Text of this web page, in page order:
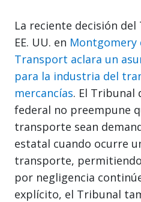
La reciente decisión
EE. UU. en Montgomery
Transport aclara un
para la industria del
mercancías. El Tribunal
federal no preempune
transporte sean
estatal cuando ocurre
transporte,
por negligencia
explícito, el Tribunal